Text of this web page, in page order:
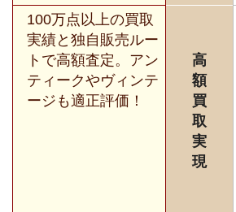
100万点以上の買取
実績と独自販売ルー
トで高額査定。アン
ティークやヴィンテ
ージも適正評価！
高
額
買
取
実
現